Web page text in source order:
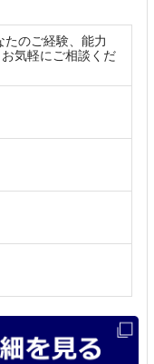
のご経験、能力
気軽にご相談くだ